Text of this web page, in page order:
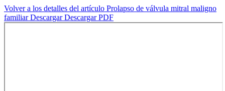
Volver a los detalles del artículo Prolapso de válvula mitral maligno
familiarDescargarDescargar PDF